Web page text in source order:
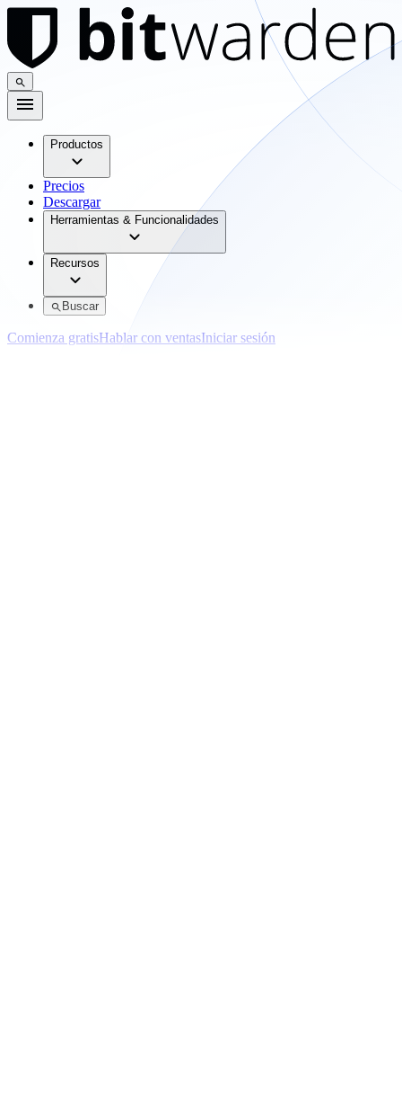
Productos
Precios
Descargar
Herramientas & Funcionalidades
Recursos
Buscar
Comienza gratisHablar con ventasIniciar sesión